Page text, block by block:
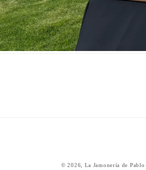
© 2026, La Jamonería de Pablo